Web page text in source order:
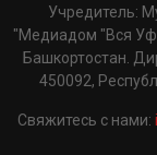
Учредитель:
"Медиадом "Вся
Башкортостан.
450092,
Свяжитесь с нами: